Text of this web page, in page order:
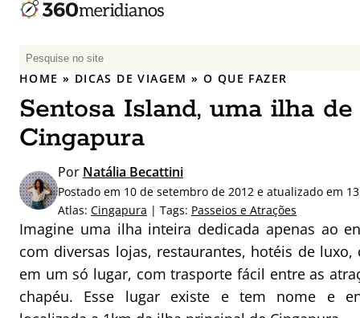
P
e
q
u
a
r
p
o
:
HOME » DICAS DE VIAGEM »O QUE FAZER
Sentosa Island, uma ilha
Cingapura
Por Natália Becattini
Postado em 10 de setembro de 2012 e atualizado em
Atlas: Cingapura | Tags: Passeios e Atrações
Imagine uma ilha inteira dedicada apenas ao
com diversas lojas, restaurantes, hotéis de luxo,
em um só lugar, com trasporte fácil entre as
chapéu. Esse lugar existe e tem nome e